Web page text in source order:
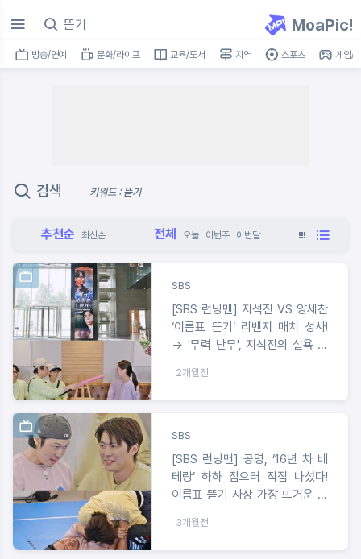
MoaPic!
방송/연예 문화/라이프 교육/도서 지역 스포츠 게임/
검색 키워드 : 뜯기
추천순 최신순 전체 오늘 이번주 이번달
SBS
[SBS 런닝맨] 지석진 VS 양세찬
‘이름표 뜯기’ 리벤지 매치 성사!
→ '무력 난무', 지석진의 설욕 성
2개월전
SBS
[SBS 런닝맨] 공명, ‘16년 차 베
테랑’ 하하 잡으러 직접 나섰다!
이름표 뜯기 사상 가장 뜨거운 명
3개월전